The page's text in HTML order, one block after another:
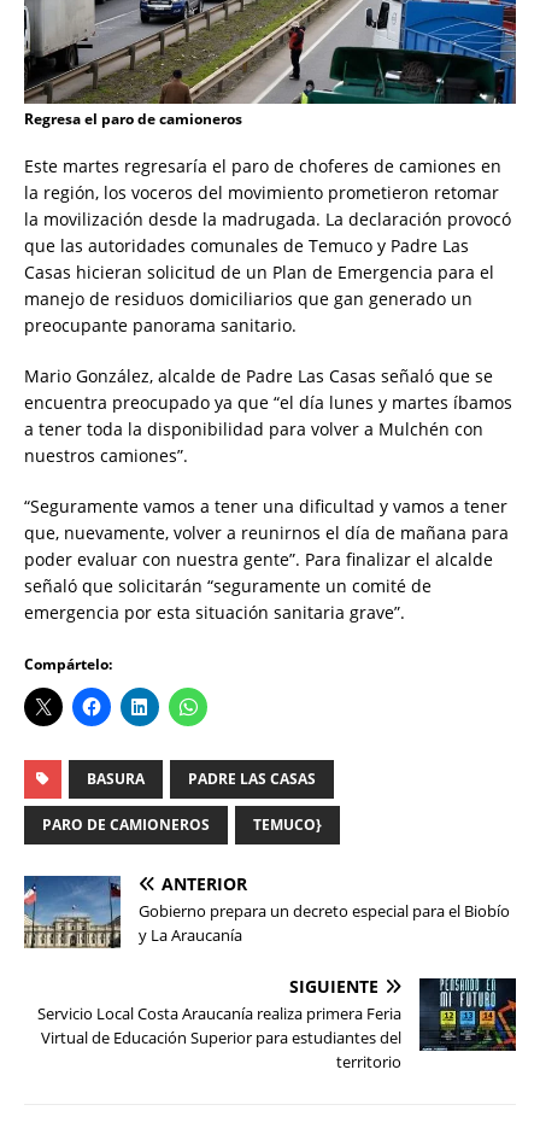
Regresa el paro de camioneros
Este martes regresaría el paro de choferes de camiones en
la región, los voceros del movimiento prometieron retomar
la movilización desde la madrugada. La declaración provocó
que las autoridades comunales de Temuco y Padre Las
Casas hicieran solicitud de un Plan de Emergencia para el
manejo de residuos domiciliarios que gan generado un
preocupante panorama sanitario.
Mario González, alcalde de Padre Las Casas señaló que se
encuentra preocupado ya que “el día lunes y martes íbamos
a tener toda la disponibilidad para volver a Mulchén con
nuestros camiones”.
“Seguramente vamos a tener una dificultad y vamos a tener
que, nuevamente, volver a reunirnos el día de mañana para
poder evaluar con nuestra gente”. Para finalizar el alcalde
señaló que solicitarán “seguramente un comité de
emergencia por esta situación sanitaria grave”.
Compártelo:
BASURA PADRE LAS CASAS
PARO DE CAMIONEROS TEMUCO}
ANTERIOR
Gobierno prepara un decreto especial para el Biobío
y La Araucanía
SIGUIENTE
Servicio Local Costa Araucanía realiza primera Feria
Virtual de Educación Superior para estudiantes del
territorio